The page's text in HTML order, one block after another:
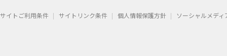
サイトご利用条件 サイトリンク条件 個人情報保護方針 ソーシャルメデ